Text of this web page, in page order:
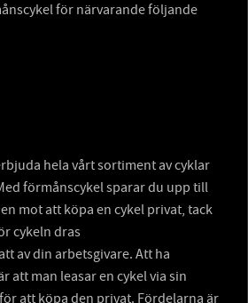
för närvarande följande
hela vårt sortiment av cyklar
förmånscykel sparar du upp till
mot att köpa en cykel privat, tack
cykeln dras
av din arbetsgivare. Att ha
att man leasar en cykel via sin
att köpa den privat. Fördelarna är